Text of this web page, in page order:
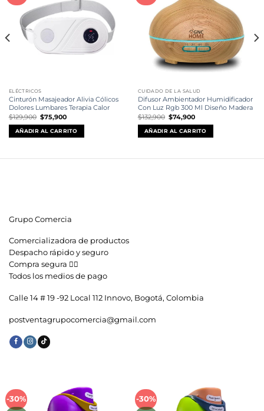
lista de
deseos
ELÉCTRICOS
Cinturón Masajeador Alivia Cólicos
Dolores Lumbares Terapia Calor
$129,900 El
precio
original
era:
$129,900.
$75,900El
actual
es:
$75,900.
AÑADIR AL CARRITO
deseos
CUIDADO DE LA SALUD
Difusor Ambientador Humidificador
Con Luz Rgb 300 Ml Diseño Madera
$132,900 El
precio
original
era:
$132,900.
$74,900El
actual
es:
$74,900.
AÑADIR AL CARRITO
Grupo Comercia
Comercializadora de productos
Despacho rápido y seguro
Compra segura 👇🏼
Todos los medios de pago
Calle 14 # 19 -92 Local 112 Innovo, Bogotá, Colombia
postventagrupocomercia@gmail.com
-30%
Añadir
-30%
Añadir